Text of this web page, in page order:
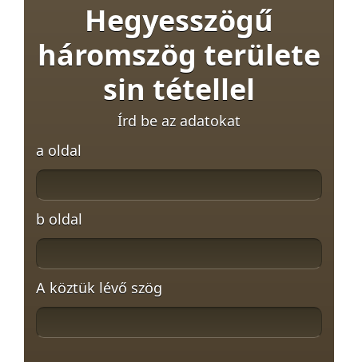
Hegyesszögű
háromszög területe
sin tétellel
Írd be az adatokat
a oldal
b oldal
A köztük lévő szög